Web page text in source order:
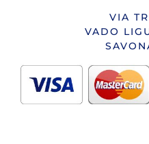
VIA
VADO